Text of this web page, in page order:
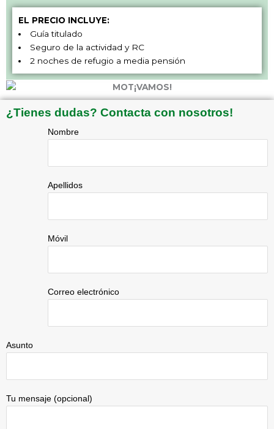
EL PRECIO INCLUYE:
Guía titulado
Seguro de la actividad y RC
2 noches de refugio a media pensión
¿Tienes dudas? Contacta con nosotros!
Nombre
Apellidos
Móvil
Correo electrónico
Asunto
Tu mensaje (opcional)